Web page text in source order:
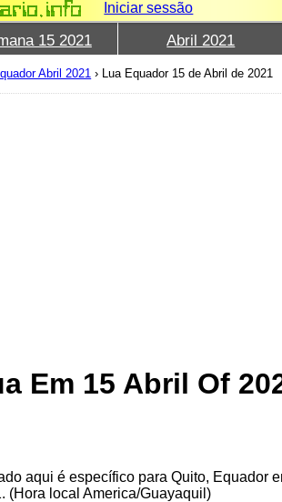
Iniciar sessão
15 2021 Abril 2021
Abril 2021 › Lua Equador 15 de Abril de 2021
Em 15 Abril Of
aqui é específico para Quito, Equador
(Hora local America/Guayaquil)